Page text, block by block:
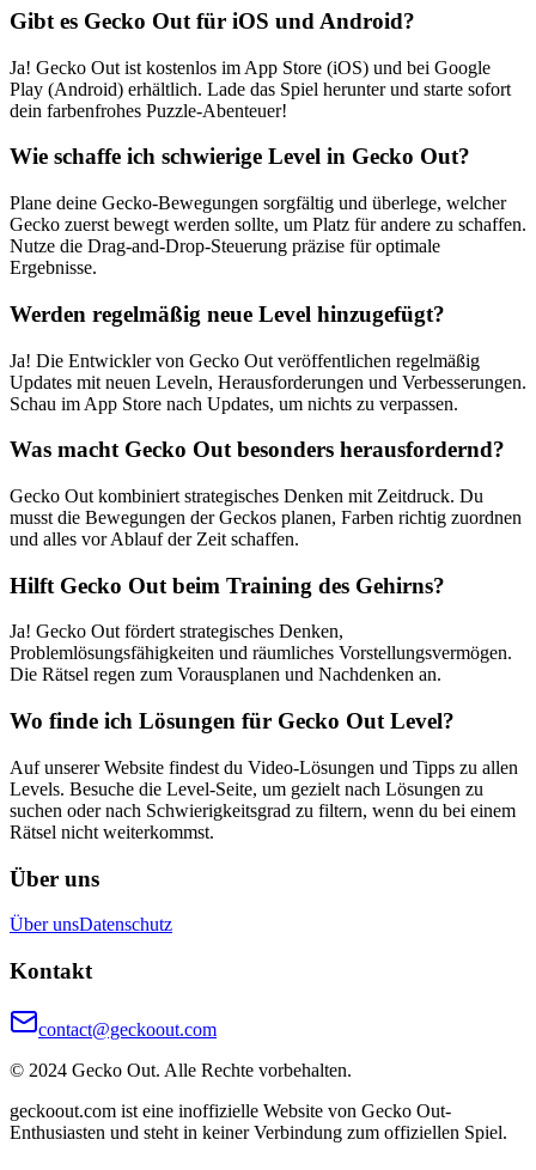
Gibt es Gecko Out für iOS und Android?
Ja! Gecko Out ist kostenlos im App Store (iOS) und bei Google
Play (Android) erhältlich. Lade das Spiel herunter und starte sofort
dein farbenfrohes Puzzle-Abenteuer!
Wie schaffe ich schwierige Level in Gecko Out?
Plane deine Gecko-Bewegungen sorgfältig und überlege, welcher
Gecko zuerst bewegt werden sollte, um Platz für andere zu schaffen.
Nutze die Drag-and-Drop-Steuerung präzise für optimale
Ergebnisse.
Werden regelmäßig neue Level hinzugefügt?
Ja! Die Entwickler von Gecko Out veröffentlichen regelmäßig
Updates mit neuen Leveln, Herausforderungen und Verbesserungen.
Schau im App Store nach Updates, um nichts zu verpassen.
Was macht Gecko Out besonders herausfordernd?
Gecko Out kombiniert strategisches Denken mit Zeitdruck. Du
musst die Bewegungen der Geckos planen, Farben richtig zuordnen
und alles vor Ablauf der Zeit schaffen.
Hilft Gecko Out beim Training des Gehirns?
Ja! Gecko Out fördert strategisches Denken,
Problemlösungsfähigkeiten und räumliches Vorstellungsvermögen.
Die Rätsel regen zum Vorausplanen und Nachdenken an.
Wo finde ich Lösungen für Gecko Out Level?
Auf unserer Website findest du Video-Lösungen und Tipps zu allen
Levels. Besuche die Level-Seite, um gezielt nach Lösungen zu
suchen oder nach Schwierigkeitsgrad zu filtern, wenn du bei einem
Rätsel nicht weiterkommst.
Über uns
Über unsDatenschutz
Kontakt
contact@geckoout.com
© 2024 Gecko Out. Alle Rechte vorbehalten.
geckoout.com ist eine inoffizielle Website von Gecko Out-
Enthusiasten und steht in keiner Verbindung zum offiziellen Spiel.